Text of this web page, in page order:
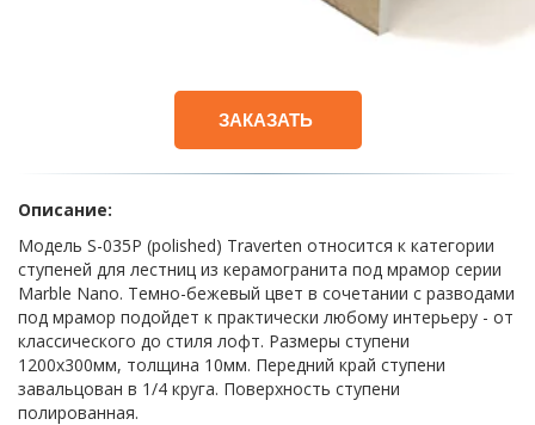
ЗАКАЗАТЬ
Описание:
Модель S-035P (polished) Traverten относится к категории
ступеней для лестниц из керамогранита под мрамор серии
Marble Nano. Темно-бежевый цвет в сочетании с разводами
под мрамор подойдет к практически любому интерьеру - от
классического до стиля лофт. Размеры ступени
1200х300мм, толщина 10мм. Передний край ступени
завальцован в 1/4 круга. Поверхность ступени
полированная.